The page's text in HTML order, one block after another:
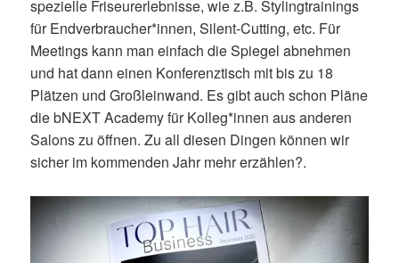
spezielle Friseurerlebnisse, wie z.B. Stylingtrainings
für Endverbraucher*innen, Silent-Cutting, etc. Für
Meetings kann man einfach die Spiegel abnehmen
und hat dann einen Konferenztisch mit bis zu 18
Plätzen und Großleinwand. Es gibt auch schon Pläne
die bNEXT Academy für Kolleg*innen aus anderen
Salons zu öffnen. Zu all diesen Dingen können wir
sicher im kommenden Jahr mehr erzählen?.